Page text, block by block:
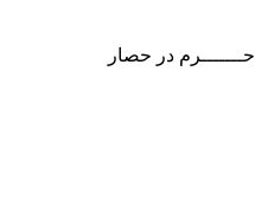
حـــــــرم در حصار